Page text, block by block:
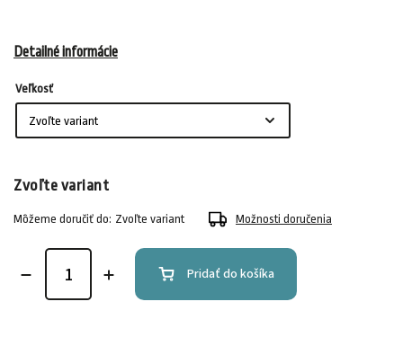
Detailné informácie
Veľkosť
Zvoľte variant
Môžeme doručiť do: Zvoľte variant Možnosti doručenia
Pridať do košíka